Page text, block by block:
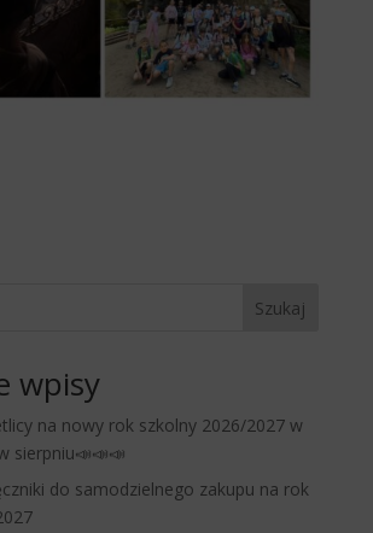
Szukaj
wpisy
na nowy rok szkolny 2026/2027 w
sierpniu📣📣📣
do samodzielnego zakupu na rok